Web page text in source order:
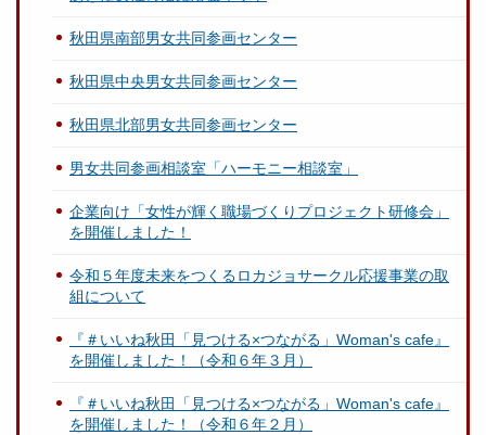
秋田県南部男女共同参画センター
秋田県中央男女共同参画センター
秋田県北部男女共同参画センター
男女共同参画相談室「ハーモニー相談室」
企業向け「女性が輝く職場づくりプロジェクト研修会」
を開催しました！
令和５年度未来をつくるロカジョサークル応援事業の取
組について
『＃いいね秋田「見つける×つながる」Woman's cafe』
を開催しました！（令和６年３月）
『＃いいね秋田「見つける×つながる」Woman's cafe』
を開催しました！（令和６年２月）